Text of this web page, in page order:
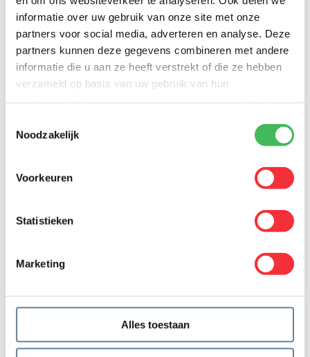
informatie over uw gebruik van onze site met onze
partners voor social media, adverteren en analyse. Deze
partners kunnen deze gegevens combineren met andere
informatie die u aan ze heeft verstrekt of die ze hebben
verzameld op basis van uw gebruik van hun
Noodzakelijk
Voorkeuren
Statistieken
Marketing
Alles toestaan
Contacter par téléphone.